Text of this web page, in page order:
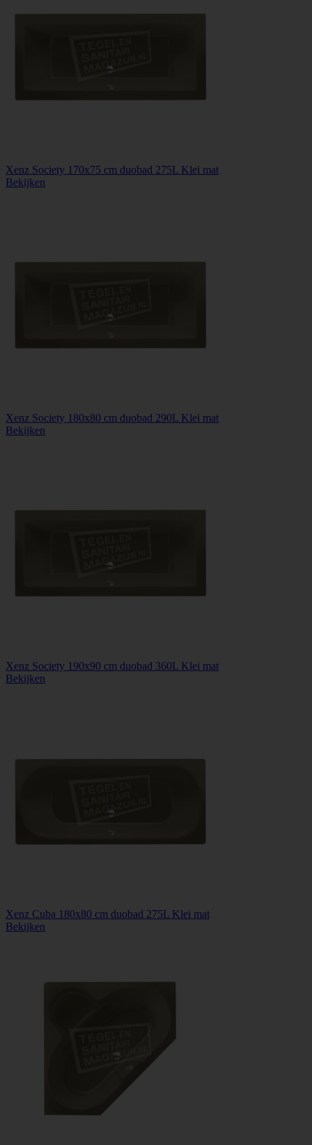
Xenz Society 170x75 cm duobad 275L Klei mat
Bekijken
Xenz Society 180x80 cm duobad 290L Klei mat
Bekijken
Xenz Society 190x90 cm duobad 360L Klei mat
Bekijken
Xenz Cuba 180x80 cm duobad 275L Klei mat
Bekijken